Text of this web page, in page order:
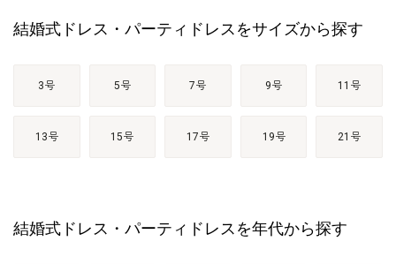
結婚式ドレス・パーティドレスをサイズから探す
3号 5号 7号 9号 11号
13号 15号 17号 19号 21号
結婚式ドレス・パーティドレスを年代から探す